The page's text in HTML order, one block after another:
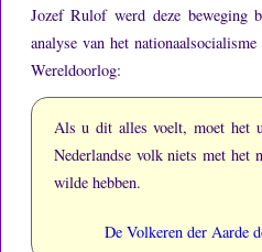
Jozef Rulof werd deze beweging
analyse van het
Wereldoorlog:
Als u dit alles voelt, moet het
Nederlandse volk niets met het
wilde hebben.
De Volkeren der Aarde